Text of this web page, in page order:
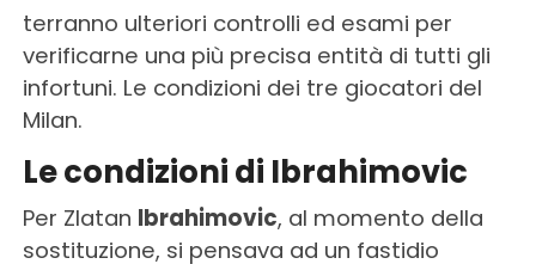
terranno ulteriori controlli ed esami per
verificarne una più precisa entità di tutti gli
infortuni. Le condizioni dei tre giocatori del
Milan.
Le condizioni di Ibrahimovic
Per Zlatan Ibrahimovic, al momento della
sostituzione, si pensava ad un fastidio